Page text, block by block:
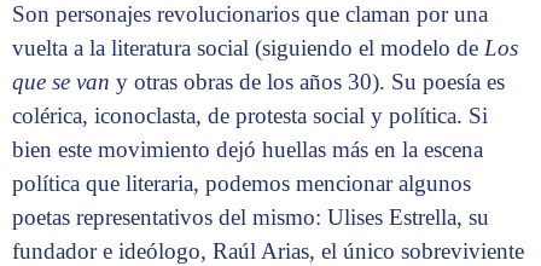
Son personajes revolucionarios que claman por una
vuelta a la literatura social (siguiendo el modelo de Los
que se van y otras obras de los años 30). Su poesía es
colérica, iconoclasta, de protesta social y política. Si
bien este movimiento dejó huellas más en la escena
política que literaria, podemos mencionar algunos
poetas representativos del mismo: Ulises Estrella, su
fundador e ideólogo, Raúl Arias, el único sobreviviente